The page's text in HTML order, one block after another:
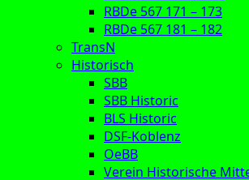
RBDe 567 171 – 173
RBDe 567 181 – 182
TransN
Historisch
SBB
SBB Historic
BLS Historic
DSF-Koblenz
OeBB
Verein Historische